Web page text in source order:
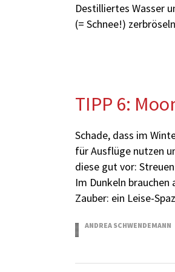
Destilliertes Wasser
(= Schnee!)
TIPP 6:
Schade, dass im
für Ausflüge nutzen
diese gut vor:
Im Dunkeln
Zauber: ein Leise-
ANDREA SCHWENDEMANN